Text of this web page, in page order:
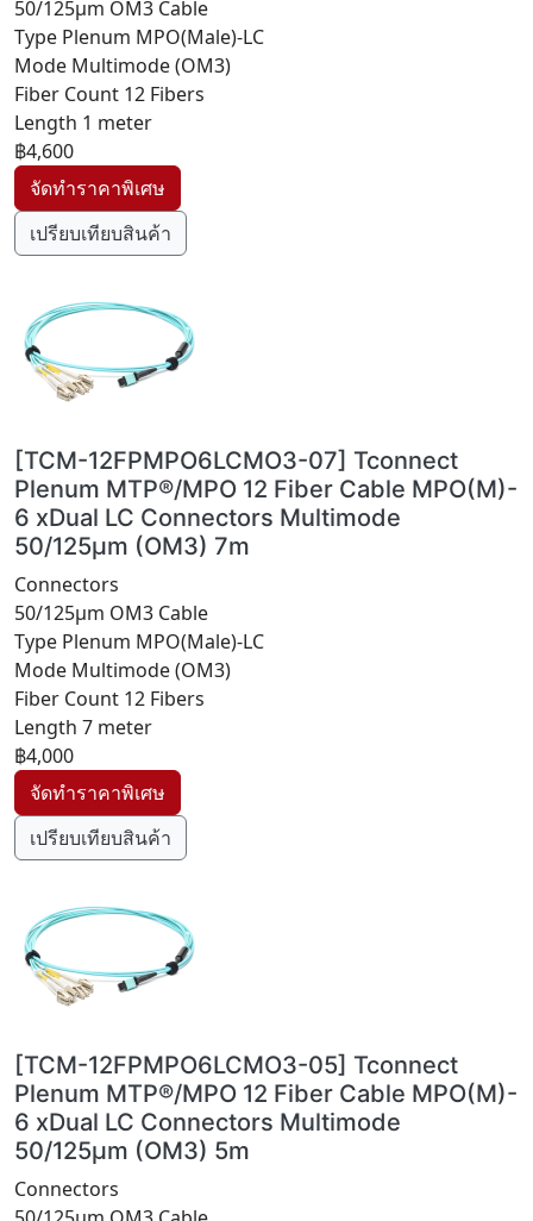
50/125µm OM3 Cable
Type Plenum MPO(Male)-LC
Mode Multimode (OM3)
Fiber Count 12 Fibers
Length 1 meter
฿4,600
เปรียบเทียบสินค้า
[TCM-12FPMPO6LCMO3-07] Tconnect
Plenum MTP®/MPO 12 Fiber Cable MPO(M)-
6 xDual LC Connectors Multimode
50/125µm (OM3) 7m
Connectors
50/125µm OM3 Cable
Type Plenum MPO(Male)-LC
Mode Multimode (OM3)
Fiber Count 12 Fibers
Length 7 meter
฿4,000
เปรียบเทียบสินค้า
[TCM-12FPMPO6LCMO3-05] Tconnect
Plenum MTP®/MPO 12 Fiber Cable MPO(M)-
6 xDual LC Connectors Multimode
50/125µm (OM3) 5m
Connectors